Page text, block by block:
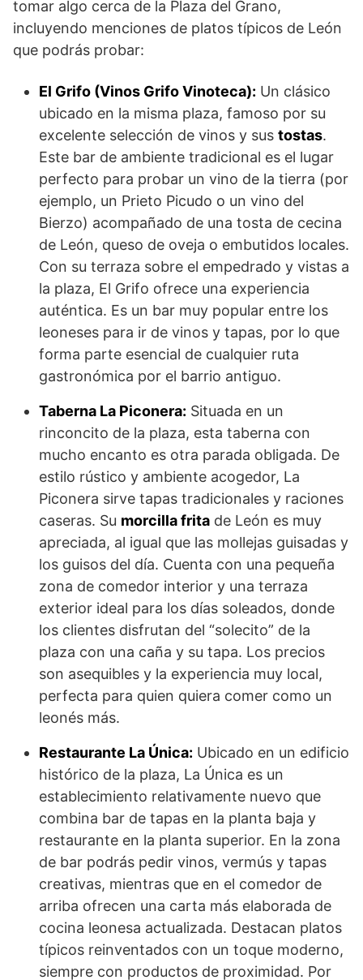
tomar algo cerca de la Plaza del Grano,
incluyendo menciones de platos típicos de León
que podrás probar:
El Grifo (Vinos Grifo Vinoteca): Un clásico
ubicado en la misma plaza, famoso por su
excelente selección de vinos y sus tostas.
Este bar de ambiente tradicional es el lugar
perfecto para probar un vino de la tierra (por
ejemplo, un Prieto Picudo o un vino del
Bierzo) acompañado de una tosta de cecina
de León, queso de oveja o embutidos locales.
Con su terraza sobre el empedrado y vistas a
la plaza, El Grifo ofrece una experiencia
auténtica. Es un bar muy popular entre los
leoneses para ir de vinos y tapas, por lo que
forma parte esencial de cualquier ruta
gastronómica por el barrio antiguo.
Taberna La Piconera: Situada en un
rinconcito de la plaza, esta taberna con
mucho encanto es otra parada obligada. De
estilo rústico y ambiente acogedor, La
Piconera sirve tapas tradicionales y raciones
caseras. Su morcilla frita de León es muy
apreciada, al igual que las mollejas guisadas y
los guisos del día. Cuenta con una pequeña
zona de comedor interior y una terraza
exterior ideal para los días soleados, donde
los clientes disfrutan del “solecito” de la
plaza con una caña y su tapa. Los precios
son asequibles y la experiencia muy local,
perfecta para quien quiera comer como un
leonés más.
Restaurante La Única: Ubicado en un edificio
histórico de la plaza, La Única es un
establecimiento relativamente nuevo que
combina bar de tapas en la planta baja y
restaurante en la planta superior. En la zona
de bar podrás pedir vinos, vermús y tapas
creativas, mientras que en el comedor de
arriba ofrecen una carta más elaborada de
cocina leonesa actualizada. Destacan platos
típicos reinventados con un toque moderno,
siempre con productos de proximidad. Por